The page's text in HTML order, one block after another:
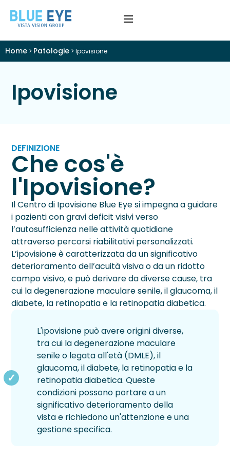
Home > Patologie > Ipovisione
Ipovisione
DEFINIZIONE
Che cos'è
l'Ipovisione?
Il Centro di Ipovisione Blue Eye si impegna a guidare
i pazienti con gravi deficit visivi verso
l’autosufficienza nelle attività quotidiane
attraverso percorsi riabilitativi personalizzati.
L’ipovisione è caratterizzata da un significativo
deterioramento dell’acuità visiva o da un ridotto
campo visivo, e può derivare da diverse cause, tra
cui la degenerazione maculare senile, il glaucoma, il
diabete, la retinopatia e la retinopatia diabetica.
L'ipovisione può avere origini diverse,
tra cui la degenerazione maculare
senile o legata all'età (DMLE), il
glaucoma, il diabete, la retinopatia e la
retinopatia diabetica. Queste
condizioni possono portare a un
significativo deterioramento della
vista e richiedono un'attenzione e una
gestione specifica.
Difetti Visivi ›
Cataratta
Trattamenti
Visite e Diagnostica
Chi Siamo ›
Colloquio Informativo
Blog
Testimonianze
DIFETTI VISIVI
Ipermetropia
Miopia
Presbiopia
CATARATTA
Intervento Cataratta
PATOLOGIE
Cheratiti e Ulcere Corneali
Cheratocono
Fotopsie
Glaucoma
INESTETISMI PALPEBRALI
Siringoma
Trichiasi
RETINOPATIE
Retinopatia Diabetica
Retinopatia Sclerotica
Distacco di Retina
DMS
TRATTAMENTI
Chirurgia Refrattiva
Chirurgia segmento anteriore
Laser Ambulatoriale
Chirurgia Segmento Posteriore dell’Occhio
CHIRURGIA CORNEALE
Cross Linking
Trapianto di Cornea
CHIRURGIA REFRATTIVA
Lasek
Lensectomia
Lente Intraoculare Fachica
PRK Transepiteliale
CHIRURGIA SEGMENTO ANTERIORE
Chirurgia della Cataratta
LASER AMBULATORIALE
Laser Trabeculoplastica Micropulsata
Laser 2RT
YAG Laser
Laser DSLT ALCON
SEGMENTO POSTERIORE DELL'OCCHIO
Iniezioni Intravitreali
VISITE E DIAGNOSTICA
Analisi del Film Lacrimale
Biomicroscopia Endoteliale
Biometria
Campo Visivo Computerizzato
CHI SIAMO
Sede Vimercate
Medici
Staff
Convenzioni